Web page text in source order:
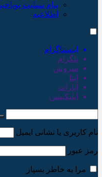
پیام تسلیت پویاخبر
اطلاعیه
اینستاگرام
تلگرام
سروش
ایتا
آپارات
اپلیکیشن
نام کاربری یا نشانی ایمیل
رمز عبور
مرا به خاطر بسپار